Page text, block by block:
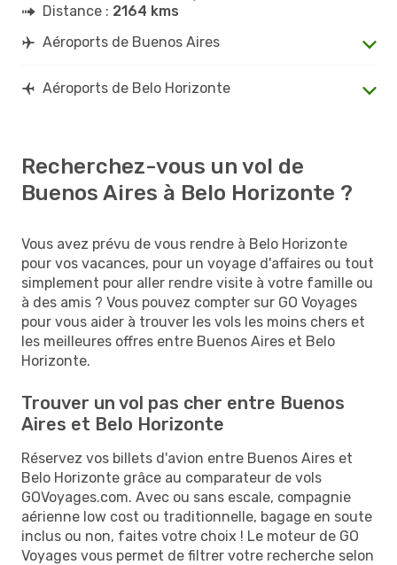
Distance : 2164 kms
Aéroports de Buenos Aires
Aéroports de Belo Horizonte
Recherchez-vous un vol de
Buenos Aires à Belo Horizonte ?
Vous avez prévu de vous rendre à Belo Horizonte
pour vos vacances, pour un voyage d'affaires ou tout
simplement pour aller rendre visite à votre famille ou
à des amis ? Vous pouvez compter sur GO Voyages
pour vous aider à trouver les vols les moins chers et
les meilleures offres entre Buenos Aires et Belo
Horizonte.
Trouver un vol pas cher entre Buenos
Aires et Belo Horizonte
Réservez vos billets d'avion entre Buenos Aires et
Belo Horizonte grâce au comparateur de vols
GOVoyages.com. Avec ou sans escale, compagnie
aérienne low cost ou traditionnelle, bagage en soute
inclus ou non, faites votre choix ! Le moteur de GO
Voyages vous permet de filtrer votre recherche selon